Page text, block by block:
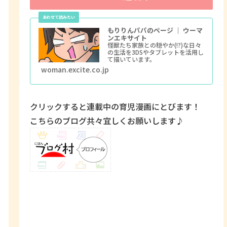
もりりんパパのページ ｜ ウーマ
ンエキサイト
怪獣たち家族との穏やか(!?)な日々
の生活を3DSやタブレットを活用し
て描いています。
woman.excite.co.jp
クリックすると連載中の育児漫画にとびます！
こちらのブログ共々宜しくお願いします♪